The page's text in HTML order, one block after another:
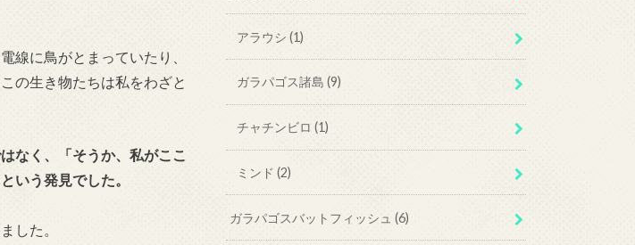
線に鳥がとまっていたり、
の生き物たちは私をわざと
なく、「そうか、私がここ
いう発見でした。
した。
アラウシ (1)
ガラパゴス諸島 (9)
チャチンビロ (1)
ミンド (2)
ガラパゴスバットフィッシュ(6)